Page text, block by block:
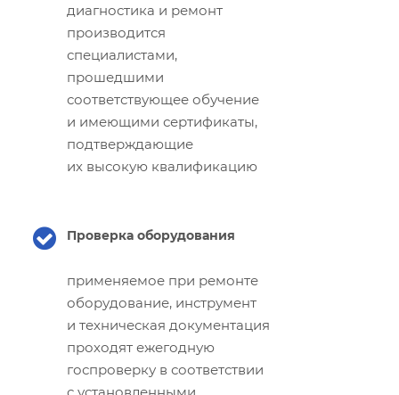
диагностика и ремонт
производится
специалистами,
прошедшими
соответствующее обучение
и имеющими сертификаты,
подтверждающие
их высокую квалификацию
Проверка оборудования
применяемое при ремонте
оборудование, инструмент
и техническая документация
проходят ежегодную
госпроверку в соответствии